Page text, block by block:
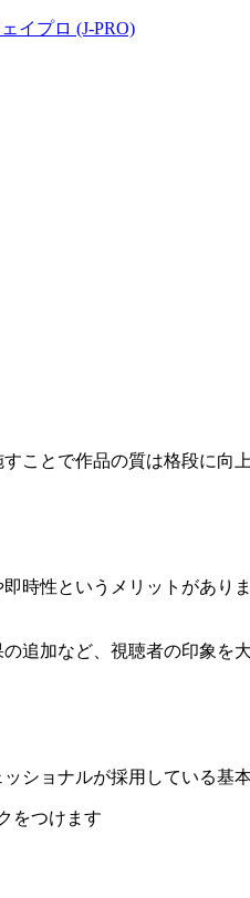
ことで作品の質は格段に
時性というメリットがあり
追加など、視聴者の印象
ショナルが採用している基
をつけます